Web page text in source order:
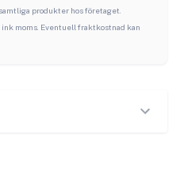
produkter hos företaget.
ink moms. Eventuell fraktkostnad kan